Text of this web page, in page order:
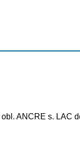
ANCRE s. LAC